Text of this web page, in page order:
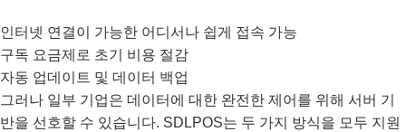
인터넷 연결이 가능한 어디서나 쉽게 접속 가능
구독 요금제로 초기 비용 절감
자동 업데이트 및 데이터 백업
그러나 일부 기업은 데이터에 대한 완전한 제어를 위해 서버 기
반을 선호할 수 있습니다. SDLPOS는 두 가지 방식을 모두 지원